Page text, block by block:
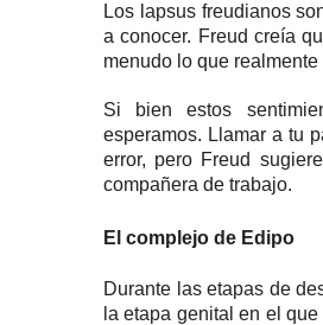
Los lapsus freudianos
a conocer. Freud creía
menudo lo que
Si bien estos
esperamos. Llamar a tu
error, pero Freud
compañera de trabajo.
El complejo de Edipo
Durante las etapas de
la etapa genital en el